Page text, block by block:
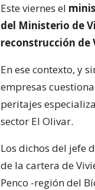
Este viernes el
del Ministerio de
reconstrucción de
En ese contexto, y
empresas
peritajes
sector El Olivar.
Los dichos del jefe
de la cartera de
Penco -región del